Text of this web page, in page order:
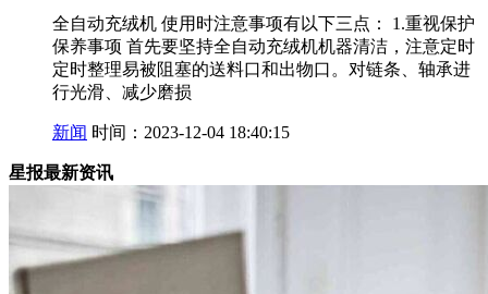
全自动充绒机 使用时注意事项有以下三点： 1.重视保护
保养事项 首先要坚持全自动充绒机机器清洁，注意定时
定时整理易被阻塞的送料口和出物口。对链条、轴承进
行光滑、减少磨损
新闻 时间：2023-12-04 18:40:15
星报最新资讯